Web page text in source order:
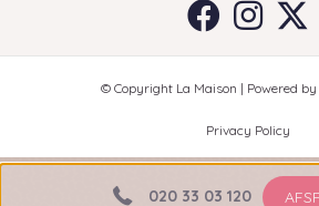
020 33 03 120
© Copyright La Maison | Powered by
Privacy Policy